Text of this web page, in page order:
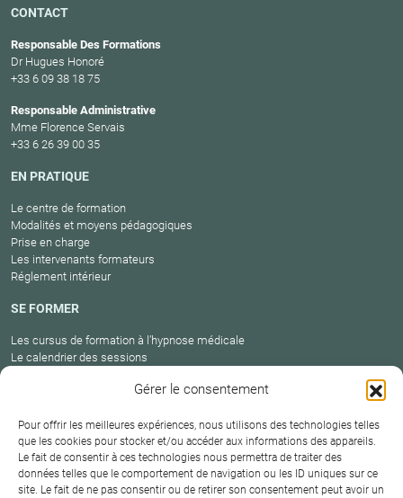
Gérer le consentement
Pour offrir les meilleures expériences, nous utilisons des technologies telles
que les cookies pour stocker et/ou accéder aux informations des appareils.
Le fait de consentir à ces technologies nous permettra de traiter des
données telles que le comportement de navigation ou les ID uniques sur ce
site. Le fait de ne pas consentir ou de retirer son consentement peut avoir un
CONTACT
Responsable Des Formations
Dr Hugues Honoré
+33 6 09 38 18 75
Responsable Administrative
Mme Florence Servais
+33 6 26 39 00 35
EN PRATIQUE
Le centre de formation
Modalités et moyens pédagogiques
Prise en charge
Les intervenants formateurs
Réglement intérieur
SE FORMER
Les cursus de formation à l’hypnose médicale
Le calendrier des sessions
Mentions
Conditions
générales de
Plan
Contact
Protection